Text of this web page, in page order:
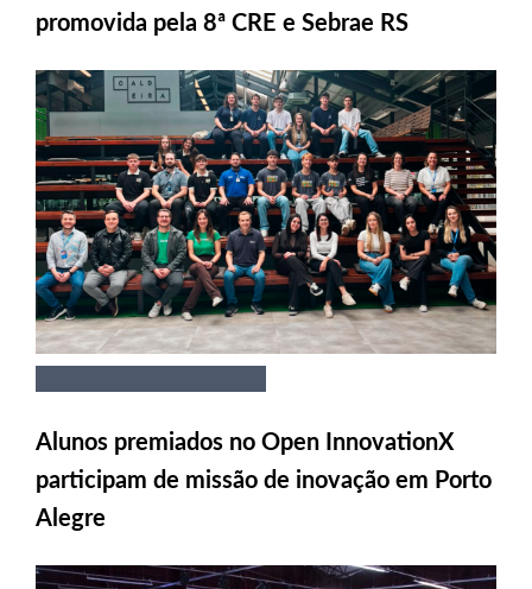
promovida pela 8ª CRE e Sebrae RS
Alunos premiados no Open InnovationX
participam de missão de inovação em Porto
Alegre